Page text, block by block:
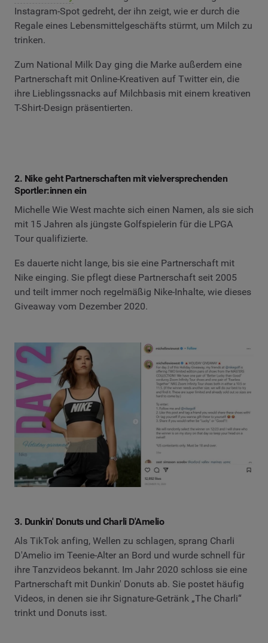
Instagram-Spot gedreht, der ihn zeigt, wie er durch die
Regale eines Lebensmittelgeschäfts stürmt, um Milch zu
trinken.
Zum National Milk Day ging die Marke außerdem eine
Partnerschaft mit Online-Kreativen auf Twitter ein, die
ihre Lieblingssnacks auf Milchbasis mit einem kreativen
T-Shirt-Design präsentierten.
2. Nike geht Partnerschaften mit vielversprechenden
Sportler:innen ein
Michelle Wie West machte sich einen Namen, als sie sich
mit 15 Jahren als jüngste Golfspielerin für die LPGA
Tour qualifizierte.
Es dauerte nicht lange, bis sie eine Partnerschaft mit
Nike einging. Sie pflegt diese Partnerschaft seit 2005
und teilt immer noch regelmäßig Nike-Inhalte, wie dieses
Giveaway vom Dezember 2020.
3. Dunkin' Donuts und Charli D'Amelio
Als TikTok anfing, Wellen zu schlagen, sprang Charli
D'Amelio im Teenie-Alter an Bord und wurde schnell für
ihre Tanzvideos bekannt. Im Jahr 2020 schloss sie eine
Partnerschaft mit Dunkin' Donuts ab. Sie postet häufig
Videos, in denen sie ihr Signature-Getränk „The Charli“
trinkt und Donuts isst.